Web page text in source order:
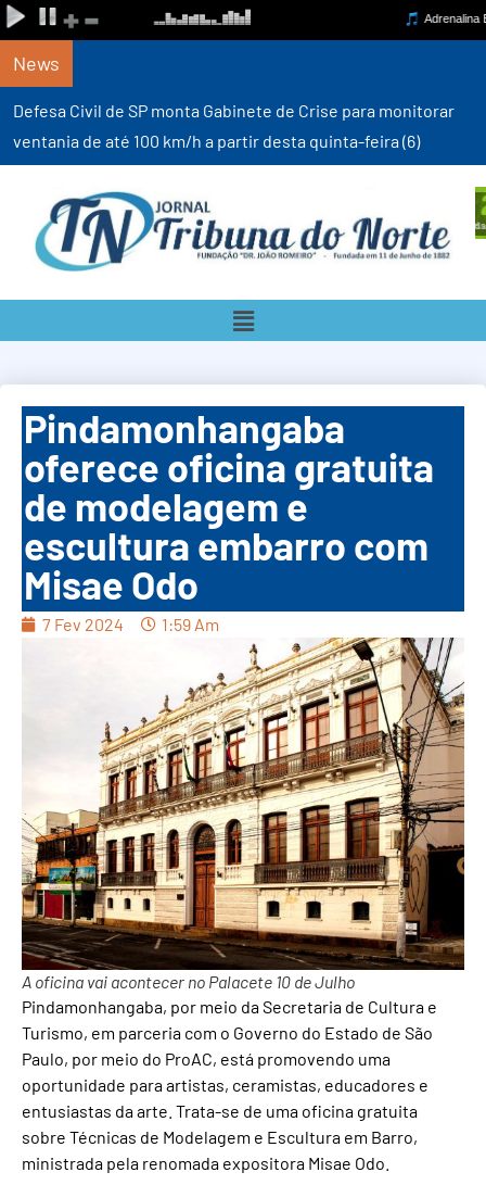
News
Defesa Civil de SP monta Gabinete de Crise para monitorar
ventania de até 100 km/h a partir desta quinta-feira (6)
Pindamonhangaba
oferece oficina gratuita
de modelagem e
escultura embarro com
Misae Odo
7 Fev 2024 1:59 Am
A oficina vai acontecer no Palacete 10 de Julho
Pindamonhangaba, por meio da Secretaria de Cultura e
Turismo, em parceria com o Governo do Estado de São
Paulo, por meio do ProAC, está promovendo uma
oportunidade para artistas, ceramistas, educadores e
entusiastas da arte. Trata-se de uma oficina gratuita
sobre Técnicas de Modelagem e Escultura em Barro,
ministrada pela renomada expositora Misae Odo.